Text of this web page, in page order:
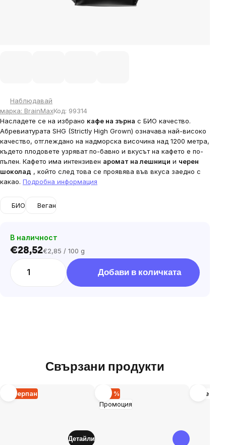
Наблюдавай
марка: BrainMaxКод: 99314
Насладете се на избрано кафе на зърна с БИО качество.
Абревиатурата SHG (Strictly High Grown) означава най-високо
качество, отглеждано на надморска височина над 1200 метра,
където плодовете узряват по-бавно и вкусът на кафето е по-
пълен. Кафето има интензивен аромат на лешници и черен
шоколад , който след това се проявява във вкуса заедно с
какао. Подробна информация
БИО Веган
В наличност
€28,52Цена
€2,85 / 100 g
Добави в количката
Свързани продукти
Изчерпан
Детайли
Промоция
–20 % Още